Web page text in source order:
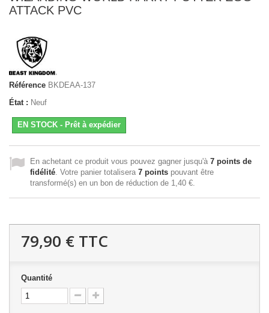
ATTACK PVC
Référence BKDEAA-137
État : Neuf
EN STOCK - Prêt à expédier
En achetant ce produit vous pouvez gagner jusqu'à 7 points de
fidélité . Votre panier totalisera 7 points pouvant être
transformé(s) en un bon de réduction de 1,40 €
79,90 € TTC
Quantité